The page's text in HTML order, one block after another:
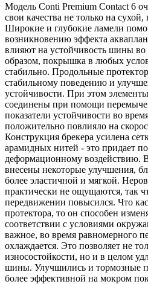
Модель Conti Premium Contact 6
свои качества не только на
Широкие и глубокие ламели
возникновению эффекта
влияют на устойчивость шины
образом, покрышка в любых
стабильно. Продольные
стабильному поведению и
устойчивости. При этом
соединены при помощи
показатели устойчивости во
положительно повлияло на
Конструкция брекера усилена
арамидных нитей - это придает
деформационному воздействию.
внесены некоторые улучшения,
более эластичной и мягкой.
практически не ощущаются, так
передвижении повысился. Что
протектора, то он способен
соответствии с условиями
важное, во время равномерного
охлаждается. Это позволяет не
износостойкости, но и в целом
шины. Улучшились и тормозные
более эффективной на мокром